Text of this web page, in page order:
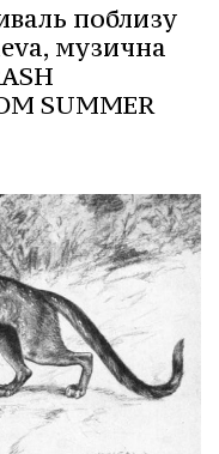
поблизу
музична
SUMMER